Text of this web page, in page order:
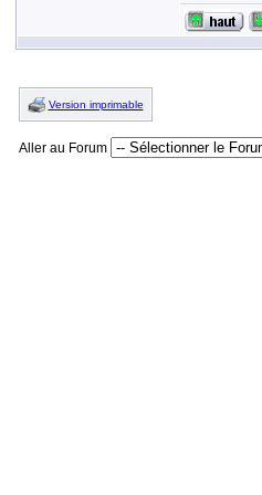
Version imprimable
Aller au Forum